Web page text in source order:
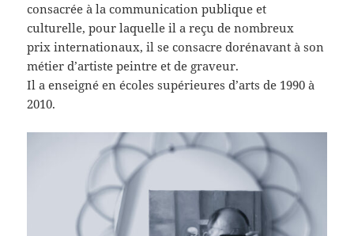
consacrée à la communication publique et
culturelle, pour laquelle il a reçu de nombreux
prix internationaux, il se consacre dorénavant à son
métier d’artiste peintre et de graveur.
Il a enseigné en écoles supérieures d’arts de 1990 à
2010.